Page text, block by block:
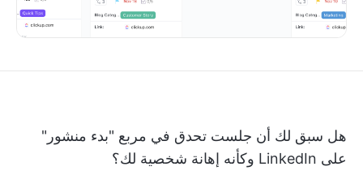
هل سبق لك أن جلست تحدق في مربع "بدء منشور"
على LinkedIn وكأنه إهانة شخصية لك؟